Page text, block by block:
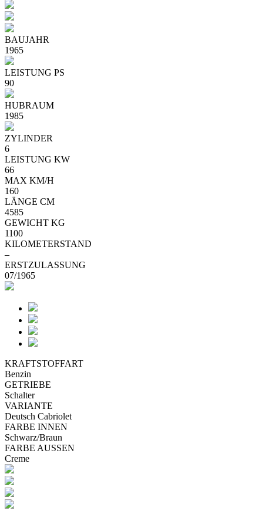
BAUJAHR
1965
LEISTUNG PS
90
HUBRAUM
1985
ZYLINDER
6
LEISTUNG KW
66
MAX KM/H
160
LÄNGE CM
4585
GEWICHT KG
1100
KILOMETERSTAND
–
ERSTZULASSUNG
07/1965
KRAFTSTOFFART
Benzin
GETRIEBE
Schalter
VARIANTE
Deutsch Cabriolet
FARBE INNEN
Schwarz/Braun
FARBE AUSSEN
Creme